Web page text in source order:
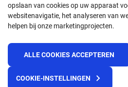
opslaan van cookies op uw apparaat
websitenavigatie, het analyseren van
helpen bij onze marketingprojecten.
ALLE COOKIES ACCEPTEREN
COOKIE-INSTELLINGEN
Instagram